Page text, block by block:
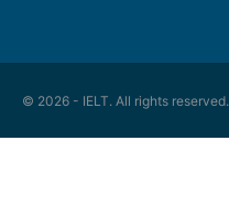
© 2026 - IELT. All rights reserved.